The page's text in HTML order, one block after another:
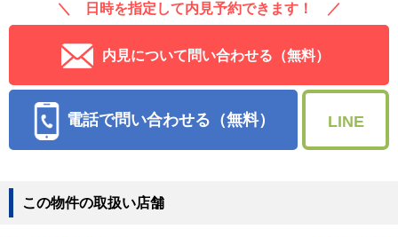
＼ 日時を指定して内見予約できます！ ／
内見について問い合わせる（無料）
電話で問い合わせる（無料） LINE
この物件の取扱い店舗